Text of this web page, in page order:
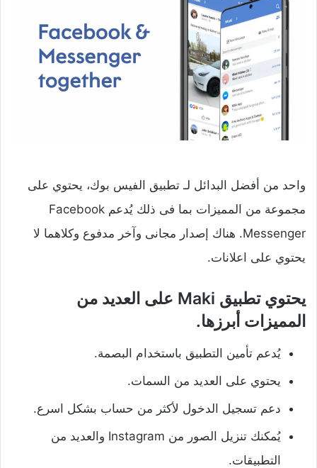
واحد من أفضل البدائل لـ تطبيق الفيس بوك، يحتوي على
مجموعة من المميزات بما فى ذلك يُدعم Facebook
Messenger. هناك إصدار مجانى وآخر مدفوع وكلاهما لا
يحتوي على اعلانات.
يحتوي تطبيق Maki‏‏ على العديد من
المميزات أبرزها.
يُدعم تأمين التطبيق باستخدام البصمة.
يحتوي على العديد من السمات.
دعم تسجيل الدخول لأكثر من حساب بشكل اسرع.
يُمكنك تنزيل الصور من Instagram والعديد من
التطبيقات.